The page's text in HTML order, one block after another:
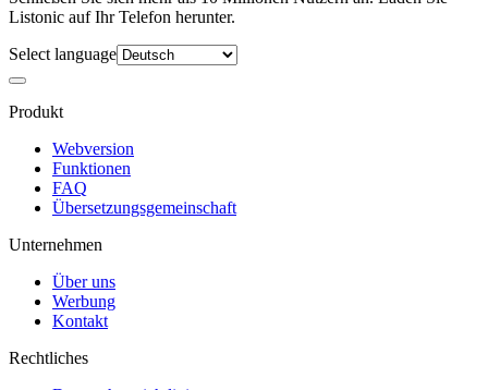
Listonic auf Ihr Telefon herunter.
Select language
Produkt
Webversion
Funktionen
FAQ
Übersetzungsgemeinschaft
Unternehmen
Über uns
Werbung
Kontakt
Rechtliches